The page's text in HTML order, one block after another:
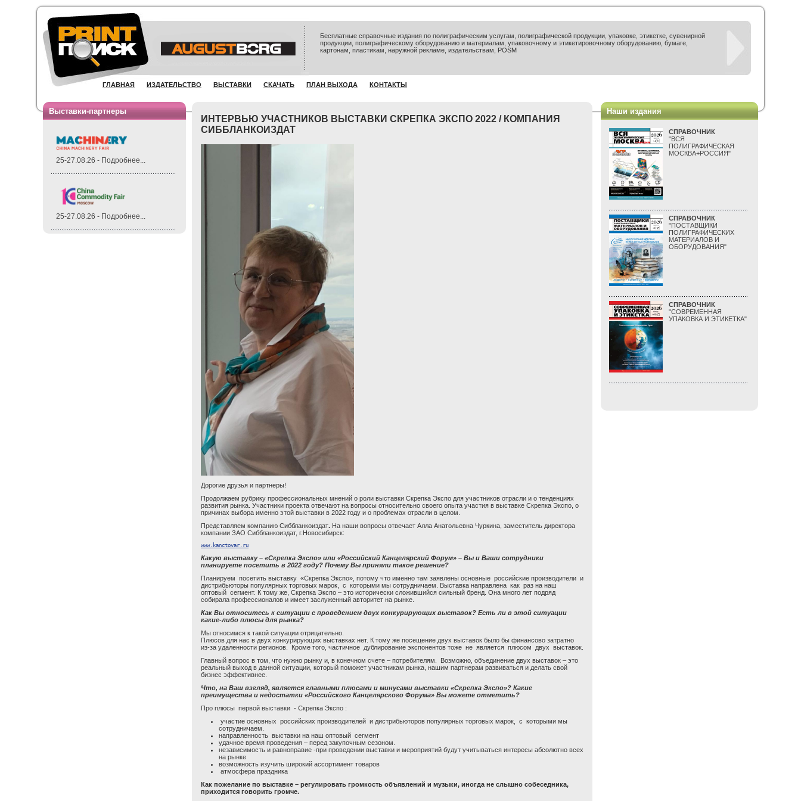
Бесплатные справочные издания по полиграфическим услугам, полиграфической продукции, упаковке, этикетке, сувенирной
продукции, полиграфическому оборудованию и материалам, упаковочному и этикетировочному оборудованию, бумаге,
картонам, пластикам, наружной рекламе, издательствам, POSM
ГЛАВНАЯ ИЗДАТЕЛЬСТВО ВЫСТАВКИ СКАЧАТЬ ПЛАН ВЫХОДА КОНТАКТЫ
Выставки-партнеры
25-27.08.26 - Подробнее...
25-27.08.26 - Подробнее...
ИНТЕРВЬЮ УЧАСТНИКОВ ВЫСТАВКИ СКРЕПКА ЭКСПО 2022 / КОМПАНИЯ
СИББЛАНКОИЗДАТ
Дорогие друзья и партнеры!
Продолжаем рубрику профессиональных мнений о роли выставки Скрепка Экспо для участников отрасли и о тенденциях
развития рынка. Участники проекта отвечают на вопросы относительно своего опыта участия в выставке Скрепка Экспо, о
причинах выбора именно этой выставки в 2022 году и о проблемах отрасли в целом.
Представляем компанию Сиббланкоиздат. На наши вопросы отвечает Алла Анатольевна Чуркина, заместитель директора
компании ЗАО Сиббланкоиздат, г.Новосибирск:
www.kanctovar.ru
Какую выставку – «Скрепка Экспо» или «Российский Канцелярский Форум» – Вы и Ваши сотрудники
планируете посетить в 2022 году? Почему Вы приняли такое решение?
Планируем посетить выставку «Скрепка Экспо», потому что именно там заявлены основные российские производители и
дистрибьюторы популярных торговых марок, с которыми мы сотрудничаем. Выставка направлена как раз на наш
оптовый сегмент. К тому же, Скрепка Экспо – это исторически сложившийся сильный бренд. Она много лет подряд
собирала профессионалов и имеет заслуженный авторитет на рынке.
Как Вы относитесь к ситуации с проведением двух конкурирующих выставок? Есть ли в этой ситуации
какие-либо плюсы для рынка?
Мы относимся к такой ситуации отрицательно.
Плюсов для нас в двух конкурирующих выставках нет. К тому же посещение двух выставок было бы финансово затратно
из-за удаленности регионов. Кроме того, частичное дублирование экспонентов тоже не является плюсом двух выставок.
Главный вопрос в том, что нужно рынку и, в конечном счете – потребителям. Возможно, объединение двух выставок – это
реальный выход в данной ситуации, который поможет участникам рынка, нашим партнерам развиваться и делать свой
бизнес эффективнее.
Что, на Ваш взгляд, является главными плюсами и минусами выставки «Скрепка Экспо»? Какие
преимущества и недостатки «Российского Канцелярского Форума» Вы можете отметить?
Про плюсы первой выставки - Скрепка Экспо :
участие основных российских производителей и дистрибьюторов популярных торговых марок, с которыми мы
сотрудничаем.
направленность выставки на наш оптовый сегмент
удачное время проведения – перед закупочным сезоном.
независимость и равноправие -при проведении выставки и мероприятий будут учитываться интересы абсолютно всех
на рынке
возможность изучить широкий ассортимент товаров
атмосфера праздника
Как пожелание по выставке – регулировать громкость объявлений и музыки, иногда не слышно собеседника,
приходится говорить громче.
Наши издания
СПРАВОЧНИК
"ВСЯ
ПОЛИГРАФИЧЕСКАЯ
МОСКВА+РОССИЯ"
СПРАВОЧНИК
"ПОСТАВЩИКИ
ПОЛИГРАФИЧЕСКИХ
МАТЕРИАЛОВ И
ОБОРУДОВАНИЯ"
СПРАВОЧНИК
"СОВРЕМЕННАЯ
УПАКОВКА И ЭТИКЕТКА"